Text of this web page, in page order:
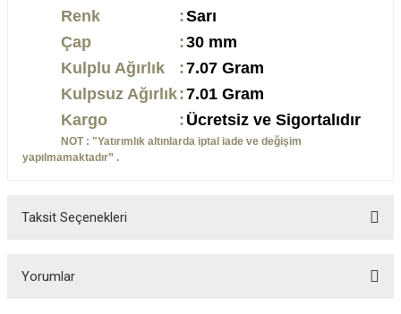
Renk
:Sarı
Çap
:30 mm
Kulplu Ağırlık
:7.07 Gram
Kulpsuz Ağırlık:7.01 Gram
Kargo
: Ücretsiz ve Sigortalıdır
NOT : "Yatırımlık altınlarda iptal iade ve değişim
yapılmamaktadır” .
Taksit Seçenekleri
Yorumlar